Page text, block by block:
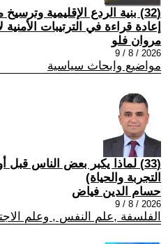
(32) بنية الردع الإقليمية
إعادة قراءة في الترتيبات الأمنية
مروان فلو
2026 / 8 / 9
مواضيع وابحاث سياسية
(33) لماذا يكبر بعض الناس قبل
التجربة والحياة)
حسام الدين فياض
2026 / 8 / 9
الفلسفة ,علم النفس , وعلم